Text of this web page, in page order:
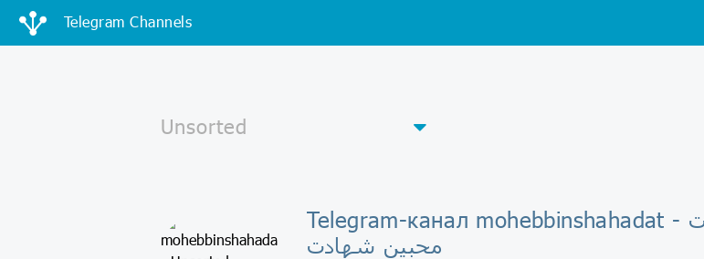
Telegram Channels
Telegram-канал mohebbinshahadat - هيات
محبین شهادت